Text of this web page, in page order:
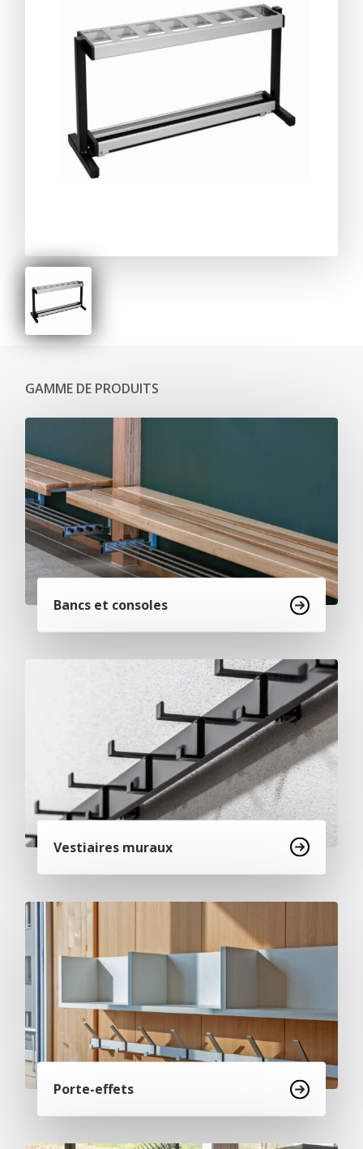
GAMME DE PRODUITS
Bancs et consoles
Vestiaires muraux
Porte-effets